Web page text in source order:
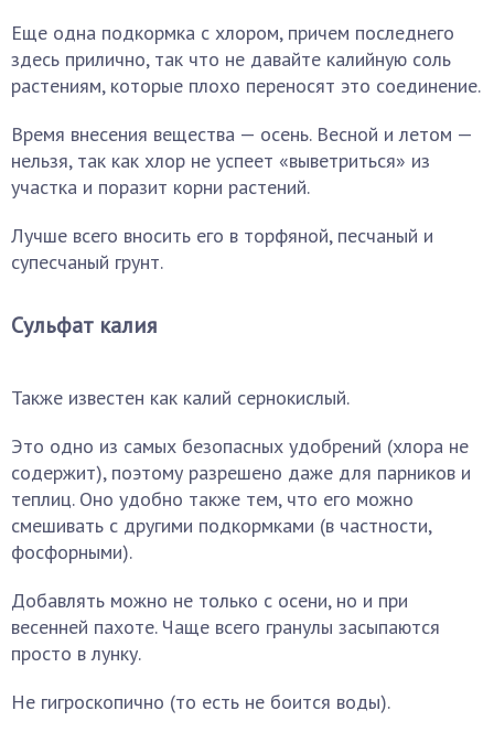
Еще одна подкормка с хлором, причем последнего
здесь прилично, так что не давайте калийную соль
растениям, которые плохо переносят это соединение.
Время внесения вещества — осень. Весной и летом —
нельзя, так как хлор не успеет «выветриться» из
участка и поразит корни растений.
Лучше всего вносить его в торфяной, песчаный и
супесчаный грунт.
Сульфат калия
Также известен как калий сернокислый.
Это одно из самых безопасных удобрений (хлора не
содержит), поэтому разрешено даже для парников и
теплиц. Оно удобно также тем, что его можно
смешивать с другими подкормками (в частности,
фосфорными).
Добавлять можно не только с осени, но и при
весенней пахоте. Чаще всего гранулы засыпаются
просто в лунку.
Не гигроскопично (то есть не боится воды).